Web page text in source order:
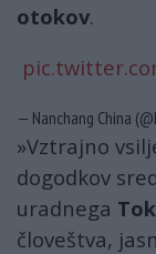
otokov.
— Nanchang China
»Vztrajno
dogodkov
uradnega
človeštva,